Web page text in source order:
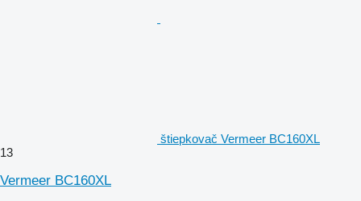
štiepkovač Vermeer BC160XL
13
Vermeer BC160XL